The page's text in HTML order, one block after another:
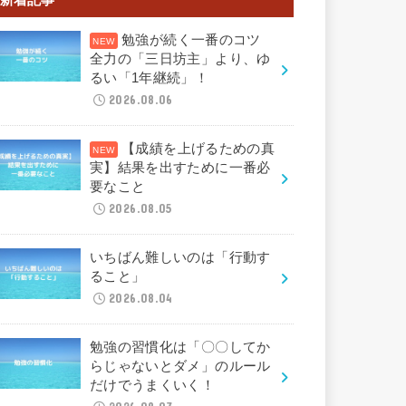
勉強が続く一番のコツ
全力の「三日坊主」より、ゆ
るい「1年継続」！
2026.08.06
【成績を上げるための真
実】結果を出すために一番必
要なこと
2026.08.05
いちばん難しいのは「行動す
ること」
2026.08.04
勉強の習慣化は「〇〇してか
らじゃないとダメ」のルール
だけでうまくいく！